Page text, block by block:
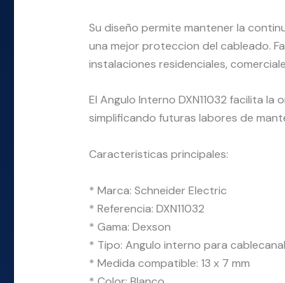
Su diseño permite mantener la
una mejor proteccion del cableado.
instalaciones residenciales,
El Angulo Interno DXN11032 facilita
simplificando futuras labores de
Caracteristicas principales:
* Marca: Schneider Electric
* Referencia: DXN11032
* Gama: Dexson
* Tipo: Angulo interno para cablecanal
* Medida compatible: 13 x 7 mm